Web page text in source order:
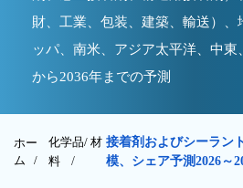
財、工業、包装、建築、輸送）、
ッパ、南米、アジア太平洋、中東
から2036年までの予測
ホー
ム /
化学品/ 材
料 /
接着剤およびシーラン
模、シェア予測2026～